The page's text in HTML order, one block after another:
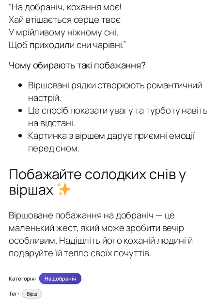
“На добраніч, кохання моє!
Хай втішається серце твоє
У мрійливому ніжному сні,
Щоб приходили сни чарівні.”
Чому обирають такі побажання?
Віршовані рядки створюють романтичний
настрій.
Це спосіб показати увагу та турботу навіть
на відстані.
Картинка з віршем дарує приємні емоції
перед сном.
Побажайте солодких снів у
віршах
Віршоване побажання на добраніч — це
маленький жест, який може зробити вечір
особливим. Надішліть його коханій людині й
подаруйте їй тепло своїх почуттів.
Категорія: На добраніч
Тег: Вірш